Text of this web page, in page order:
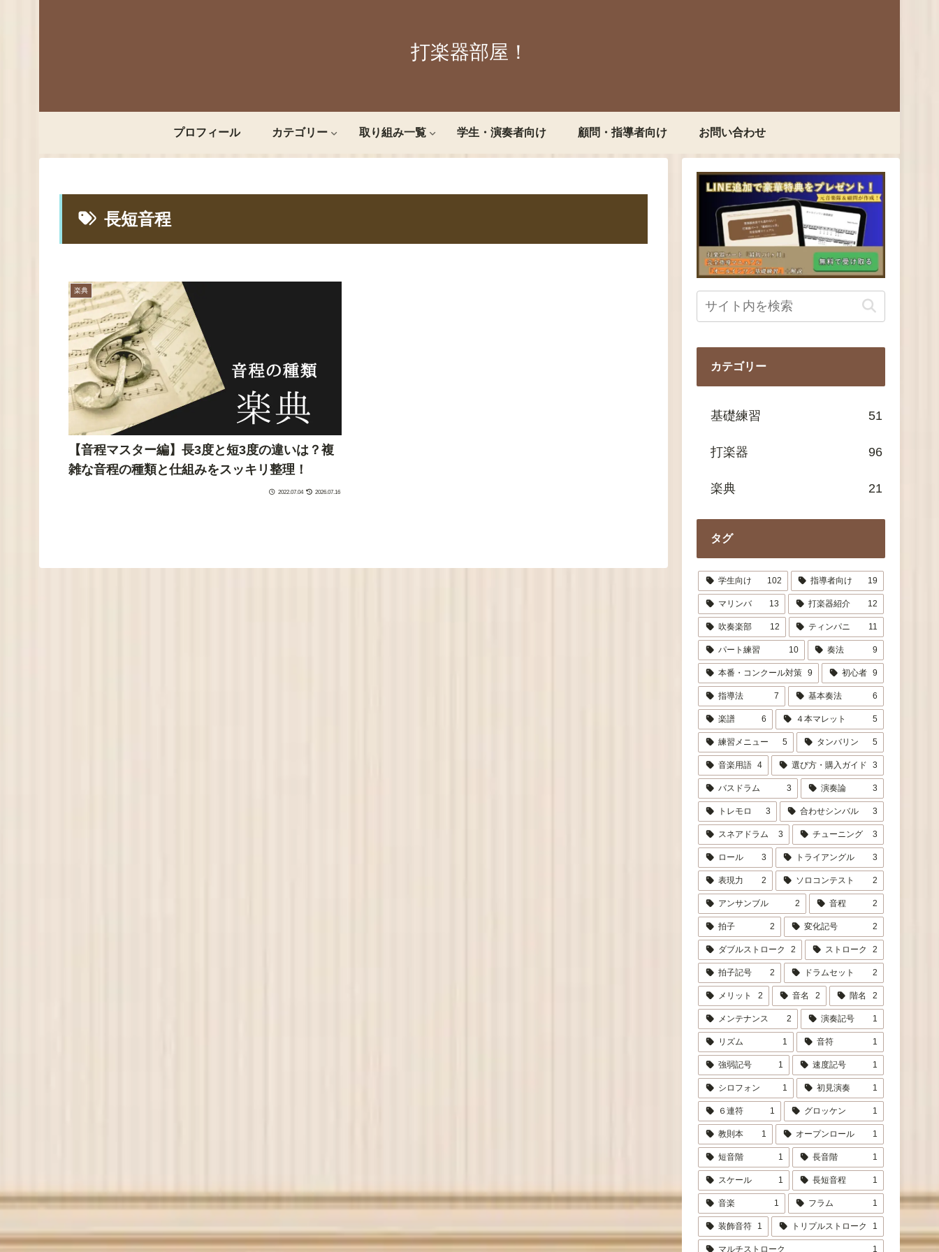
打楽器部屋！
プロフィール カテゴリー 取り組み一覧 学生・演奏者向け 顧問・指導者向け お問い合わせ
長短音程
楽典
【音程マスター編】長3度と短3度の違いは？複
雑な音程の種類と仕組みをスッキリ整理！
2022.07.04 2026.07.16
カテゴリー
基礎練習 51
打楽器 96
楽典 21
タグ
学生向け 102 指導者向け 19
マリンバ 13 打楽器紹介 12
吹奏楽部 12 ティンパニ 11
パート練習 10 奏法 9
本番・コンクール対策 9 初心者 9
指導法 7 基本奏法 6
楽譜 6 ４本マレット 5
練習メニュー 5 タンバリン 5
音楽用語 4 選び方・購入ガイド 3
バスドラム 3 演奏論 3
トレモロ 3 合わせシンバル 3
スネアドラム 3 チューニング 3
ロール 3 トライアングル 3
表現力 2 ソロコンテスト 2
アンサンブル 2 音程 2
拍子 2 変化記号 2
ダブルストローク 2 ストローク 2
拍子記号 2 ドラムセット 2
メリット 2 音名 2 階名 2
メンテナンス 2 演奏記号 1
リズム 1 音符 1
強弱記号 1 速度記号 1
シロフォン 1 初見演奏 1
６連符 1 グロッケン 1
教則本 1 オープンロール 1
短音階 1 長音階 1
スケール 1 長短音程 1
音楽 1 フラム 1
装飾音符 1 トリプルストローク 1
マルチストローク 1